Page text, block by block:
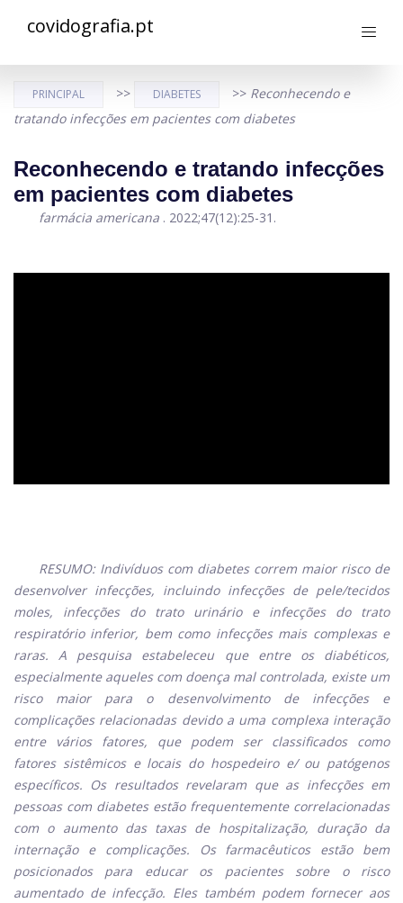
covidografia.pt
PRINCIPAL >> DIABETES >> Reconhecendo e
tratando infecções em pacientes com diabetes
Reconhecendo e tratando infecções
em pacientes com diabetes
farmácia americana . 2022;47(12):25-31.
RESUMO: Indivíduos com diabetes correm maior risco de
desenvolver infecções, incluindo infecções de pele/tecidos
moles, infecções do trato urinário e infecções do trato
respiratório inferior, bem como infecções mais complexas e
raras. A pesquisa estabeleceu que entre os diabéticos,
especialmente aqueles com doença mal controlada, existe um
risco maior para o desenvolvimento de infecções e
complicações relacionadas devido a uma complexa interação
entre vários fatores, que podem ser classificados como
fatores sistêmicos e locais do hospedeiro e/ ou patógenos
específicos. Os resultados revelaram que as infecções em
pessoas com diabetes estão frequentemente correlacionadas
com o aumento das taxas de hospitalização, duração da
internação e complicações. Os farmacêuticos estão bem
posicionados para educar os pacientes sobre o risco
aumentado de infecção. Eles também podem fornecer aos